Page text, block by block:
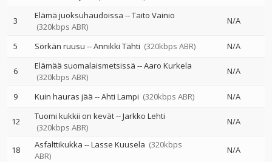
3 Elämä juoksuhaudoissa --Taito Vainio
(320kbps ABR)
N/A
5 Sörkän ruusu --Annikki Tähti (320kbps ABR) N/A
6 Elämää suomalaismetsissä --Aaro Kurkela
(320kbps ABR)
N/A
9 Kuin hauras jää --Ahti Lampi (320kbps ABR) N/A
12 Tuomi kukkii on kevät--Jarkko Lehti
(320kbps ABR)
N/A
18 Asfalttikukka --Lasse Kuusela (320kbps
ABR)
N/A